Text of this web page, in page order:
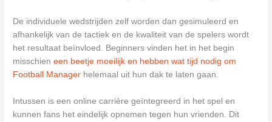
De individuele wedstrijden zelf worden dan gesimuleerd en
afhankelijk van de tactiek en de kwaliteit van de spelers wordt
het resultaat beïnvloed. Beginners vinden het in het begin
misschieneen beetje moeilijk en hebben wat tijd nodig om
Football Manager helemaal uit hun dak te laten gaan.
Intussen is een online carrière geïntegreerd in het spel en
kunnen fans het eindelijk opnemen tegen hun vrienden. Dit